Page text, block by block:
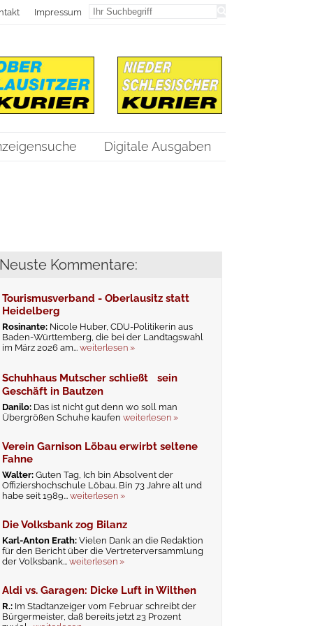
Impressum
Digitale Ausgaben
Neuste Kommentare:
Tourismusverband - Oberlausitz statt
Heidelberg
Rosinante: Nicole Huber, CDU-Politikerin aus
Baden-Württemberg, die bei der Landtagswahl
im März 2026 am...weiterlesen »
Schuhhaus Mutscher schließt sein
Geschäft in Bautzen
Danilo: Das ist nicht gut denn wo soll man
Übergrößen Schuhe kaufenweiterlesen »
Verein Garnison Löbau erwirbt seltene
Fahne
Walter:Guten Tag, Ich bin Absolvent der
Offiziershochschule Löbau. Bin 73 Jahre alt und
habe seit 1989...weiterlesen »
Die Volksbank zog Bilanz
Karl-Anton Erath:Vielen Dank an die Redaktion
für den Bericht über die Vertreterversammlung
der Volksbank...weiterlesen »
Aldi vs. Garagen: Dicke Luft in Wilthen
R.: Im Stadtanzeiger vom Februar schreibt der
Bürgermeister, daß bereits jetzt 23 Prozent